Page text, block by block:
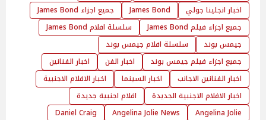
اخبار انجلينا جولي
James Bond
جميع اجزاء James Bond
جميع اجزاء فيلم James Bond
سلسلة افلام James Bond
جيمس بوند
سلسلة افلام جيمس بوند
جميع اجزاء فيلم جيمس بوند
اخبار الفن
اخبار الفنانين
اخبار الفنانين الاجانب
اخبار السينما
اخبار الافلام الاجنبية
اخبار الافلام الاجنبية الجديدة
افلام اجنبية جديدة
Angelina Jolie
Angelina Jolie News
Daniel Craig